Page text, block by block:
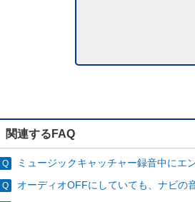
関連するFAQ
ミュージックキャッチャー録音中にエ
オーディオOFFにしていても、ナビの